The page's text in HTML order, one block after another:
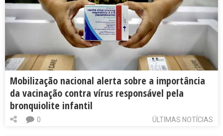
Mobilização nacional alerta sobre a importância
da vacinação contra vírus responsável pela
bronquiolite infantil
ÚLTIMAS NOTÍCIAS
0